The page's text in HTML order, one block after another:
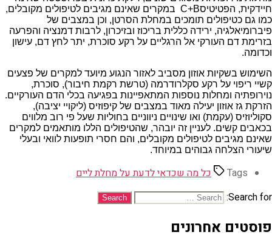
חיידקית, הפטיטיסC+B במקרים שאינם מגיבים לטיפולים מקובלים,
כמו גם כטיפולים תומכים במחלת הסרטן, וכן במצבים של
פיברומיאלגיה, ירידה כללית בריכוז ובזיכרון, לרבות דמנציה והפרעה
בזרימת דם העורקי אל הרגליים על רקע סוכרת, יתר לחץ דם, עישון
וכדומה.
השימוש בשקיות אוזון מסביב לאזור הנגוע מיועד למקרים של פצעים
קשיי ריפוי על רקע סקלרודרמה (טרשת רקמת חיבור), סוכרת,
נוירופתיה ומחלות נוספות המתאפיינות בפגיעה בכלי הדם העורקיים.
הזרקת גז אוזון יעילה מאוד במצבים של קיפוזיס (ליקויי יציבה),
סקוליוזיס (עקמת) ואו שינויים ניווניים בחוליות שעל פי רוב מלווים
בכאבים קשים. לעניין זה יובהר, שהטיפולים הללו מותאמים למקרים
שאינם מגיבים לטיפולים מקובלים, והם חסרי תופעות לוואי ובעלי
שיעורי הצלחה גבוהים במיוחד.
Tags
כל מה שכדאי לדעת על מחלת ליים
Search for:
פוסטים אחרונים